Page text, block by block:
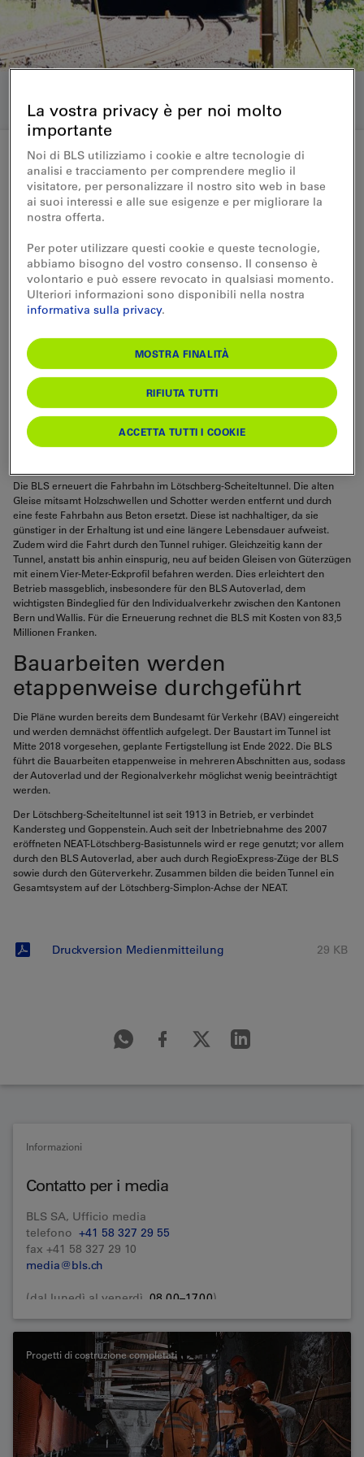
Medienmitteilung 22.05.2017
BLS erneuert Fahrbahn im
Lötschberg-Scheiteltunnel
Die Gleise des 14,6 Kilometer langen
Lötschbergtunnels auf der Bergstrecke
über 40 Jahre alt. Die BLS ersetzt sie durch
eine moderne Fahrbahn. Diese ist günstiger
in der Erhaltung und komfortabler für die
Fahrgäste. Die Pläne für die notwendige
Erneuerung werden demnächst öffentlich
aufgelegt.
Die BLS erneuert die Fahrbahn im Lötschberg-Scheiteltunnel. Die alten
Gleise mitsamt Holzschwellen und Schotter werden entfernt und durch
eine feste Fahrbahn aus Beton ersetzt. Diese ist nachhaltiger, da sie
günstiger in der Erhaltung ist und eine längere Lebensdauer aufweist.
Zudem wird die Fahrt durch den Tunnel ruhiger. Gleichzeitig kann der
Tunnel, anstatt bis anhin einspurig, neu auf beiden Gleisen von Güterzügen
mit einem Vier-Meter-Eckprofil befahren werden. Dies erleichtert den
Betrieb massgeblich, insbesondere für den BLS Autoverlad, dem
wichtigsten Bindeglied für den Individualverkehr zwischen den Kantonen
Bern und Wallis. Für die Erneuerung rechnet die BLS mit Kosten von 83,5
Millionen Franken.
Bauarbeiten werden
etappenweise durchgeführt
Die Pläne wurden bereits dem Bundesamt für Verkehr (BAV) eingereicht
und werden demnächst öffentlich aufgelegt. Der Baustart im Tunnel ist
Mitte 2018 vorgesehen, geplante Fertigstellung ist Ende 2022. Die BLS
führt die Bauarbeiten etappenweise in mehreren Abschnitten aus, sodass
der Autoverlad und der Regionalverkehr möglichst wenig beeinträchtigt
werden.
Der Lötschberg-Scheiteltunnel ist seit 1913 in Betrieb, er verbindet
Kandersteg und Goppenstein. Auch seit der Inbetriebnahme des 2007
eröffneten NEAT-Lötschberg-Basistunnels wird er rege genutzt; vor allem
durch den BLS Autoverlad, aber auch durch RegioExpress-Züge der BLS
sowie durch den Güterverkehr. Zusammen bilden die beiden Tunnel ein
Gesamtsystem auf der Lötschberg-Simplon-Achse der NEAT.
29 KB
Druckversion Medienmitteilung
Informazioni
Contatto per i media
BLS SA, Ufficio media
telefono +41 58 327 29 55
fax +41 58 327 29 10
media@bls.ch
(dal lunedì al venerdì, 08.00–17.00)
Progetti di costruzione completati
La vostra privacy è per noi molto
importante
Noi di BLS utilizziamo i cookie e altre tecnologie di
analisi e tracciamento per comprendere meglio il
visitatore, per personalizzare il nostro sito web in base
ai suoi interessi e alle sue esigenze e per migliorare la
nostra offerta.
Per poter utilizzare questi cookie e queste tecnologie,
abbiamo bisogno del vostro consenso. Il consenso è
volontario e può essere revocato in qualsiasi momento.
Ulteriori informazioni sono disponibili nella nostra
informativa sulla privacy.
MOSTRA FINALITÀ
RIFIUTA TUTTI
ACCETTA TUTTI I COOKIE